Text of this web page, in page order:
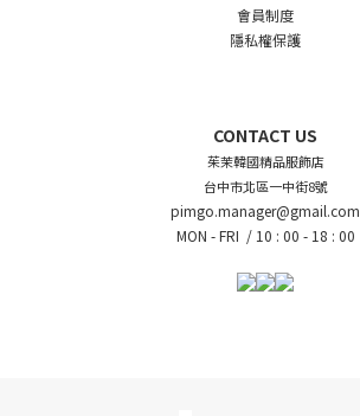
會員制度
隱私權保護
CONTACT US
茱茉韓國精品服飾店
台中市北區一中街8號
pimgo.manager@gmail.com
MON - FRI / 10 : 00 - 18 : 00